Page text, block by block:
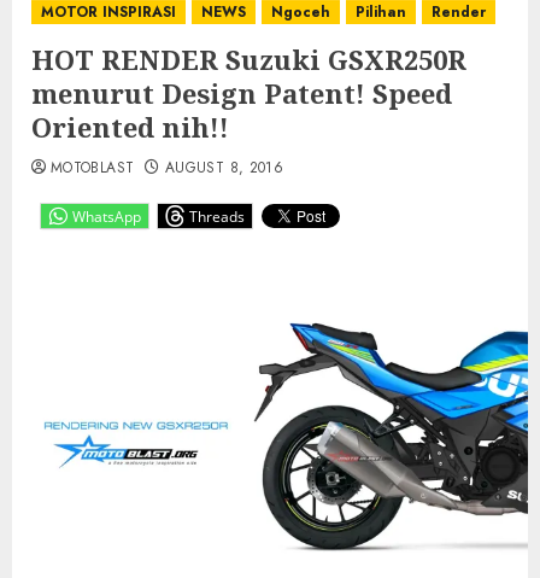
MOTOR INSPIRASI NEWS Ngoceh Pilihan Render
HOT RENDER Suzuki GSXR250R
menurut Design Patent! Speed
Oriented nih!!
WhatsApp Threads
MOTOBLAST AUGUST 8, 2016